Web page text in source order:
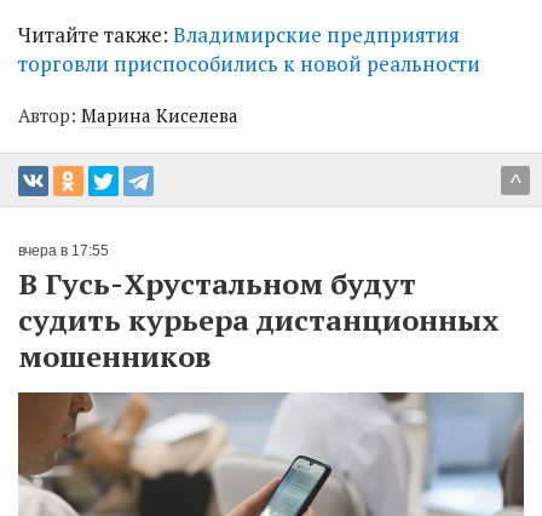
Читайте также: Владимирские предприятия
торговли приспособились к новой реальности
Автор: Марина Киселева
^
вчера в 17:55
В Гусь-Хрустальном будут
судить курьера дистанционных
мошенников